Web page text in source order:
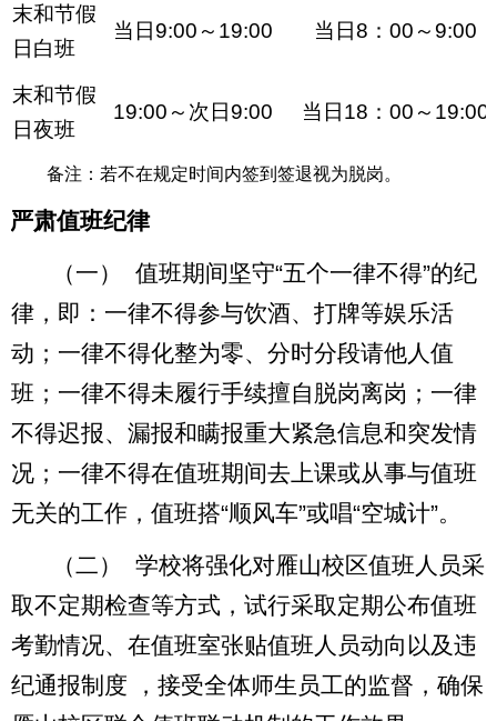
末和节假
日白班
当日 9:00 ～ 19:00 当日8 ：00 ～ 9:00
末和节假
日夜班
19:00 ～次日 9:00 当日 18 ：00 ～ 19:00
备注：若不在规定时间内签到签退视为脱岗。
严肃值班纪律
（一）
值班期间坚守“五个一律不得”的纪
律，即：一律不得参与饮酒、打牌等娱乐活
动；一律不得化整为零、分时分段请他人值
班；一律不得未履行手续擅自脱岗离岗；一律
不得迟报、漏报和瞒报重大紧急信息和突发情
况；一律不得在值班期间去上课或从事与值班
无关的工作，值班搭“顺风车”或唱“空城计”。
（二）
学校将强化对雁山校区值班人员采
取不定期检查等方式，试行采取定期公布值班
考勤情况、在值班室张贴值班人员动向以及违
纪通报制度 ，接受全体师生员工的监督，确保